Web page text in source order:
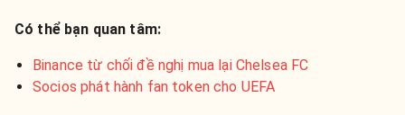
Có thể bạn quan tâm:
Binance từ chối đề nghị mua lại Chelsea FC
Socios phát hành fan token cho UEFA